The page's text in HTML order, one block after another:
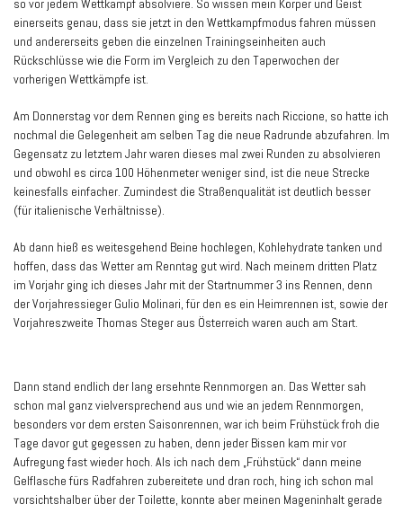
so vor jedem Wettkampf absolviere. So wissen mein Körper und Geist
einerseits genau, dass sie jetzt in den Wettkampfmodus fahren müssen
und andererseits geben die einzelnen Trainingseinheiten auch
Rückschlüsse wie die Form im Vergleich zu den Taperwochen der
vorherigen Wettkämpfe ist.
Am Donnerstag vor dem Rennen ging es bereits nach Riccione, so hatte ich
nochmal die Gelegenheit am selben Tag die neue Radrunde abzufahren. Im
Gegensatz zu letztem Jahr waren dieses mal zwei Runden zu absolvieren
und obwohl es circa 100 Höhenmeter weniger sind, ist die neue Strecke
keinesfalls einfacher. Zumindest die Straßenqualität ist deutlich besser
(für italienische Verhältnisse).
Ab dann hieß es weitesgehend Beine hochlegen, Kohlehydrate tanken und
hoffen, dass das Wetter am Renntag gut wird. Nach meinem dritten Platz
im Vorjahr ging ich dieses Jahr mit der Startnummer 3 ins Rennen, denn
der Vorjahressieger Gulio Molinari, für den es ein Heimrennen ist, sowie der
Vorjahreszweite Thomas Steger aus Österreich waren auch am Start.
Dann stand endlich der lang ersehnte Rennmorgen an. Das Wetter sah
schon mal ganz vielversprechend aus und wie an jedem Rennmorgen,
besonders vor dem ersten Saisonrennen, war ich beim Frühstück froh die
Tage davor gut gegessen zu haben, denn jeder Bissen kam mir vor
Aufregung fast wieder hoch. Als ich nach dem „Frühstück“ dann meine
Gelflasche fürs Radfahren zubereitete und dran roch, hing ich schon mal
vorsichtshalber über der Toilette, konnte aber meinen Mageninhalt gerade